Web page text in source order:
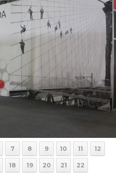
7 8 9 10 11 12
18 19 20 21 22